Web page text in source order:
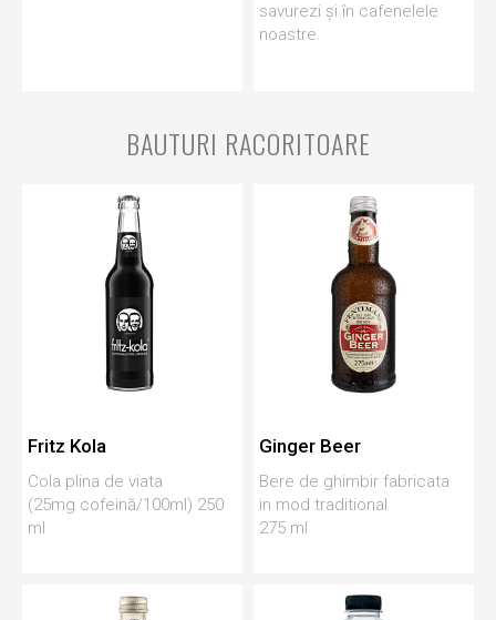
savurezi și în cafenelele
noastre.
BAUTURI RACORITOARE
Fritz Kola
Cola plina de viata
(25mg cofeină/100ml) 250
ml
Ginger Beer
Bere de ghimbir fabricata
in mod traditional
275 ml